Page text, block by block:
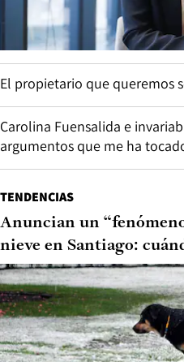
El propietario que queremos
Carolina Fuensalida e
argumentos que me ha
TENDENCIAS
Anuncian un
nieve en Santiago: